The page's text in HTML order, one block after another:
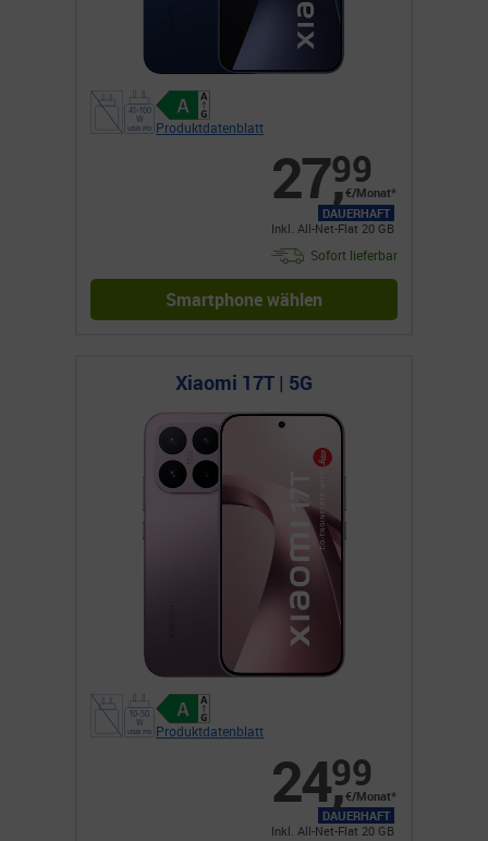
Produktdatenblatt
27,
99
€/Monat*
DAUERHAFT
Inkl. All-Net-Flat 20 GB
Sofort lieferbar
Smartphone wählen
Xiaomi 17T | 5G
Produktdatenblatt
24,
99
€/Monat*
DAUERHAFT
Inkl. All-Net-Flat 20 GB